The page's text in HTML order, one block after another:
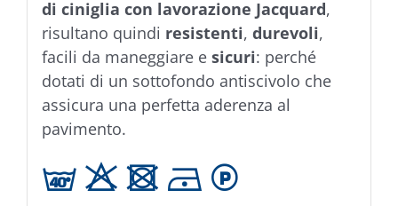
di ciniglia con lavorazione Jacquard,
risultano quindi resistenti, durevoli,
facili da maneggiare e sicuri: perché
dotati di un sottofondo antiscivolo che
assicura una perfetta aderenza al
pavimento.
h H U D L